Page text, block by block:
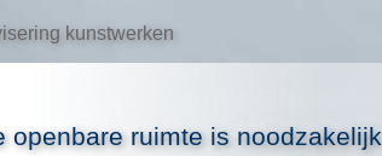
kunstwerken
openbare ruimte is noodzakelijk